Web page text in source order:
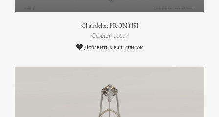
Chandelier FRONTISI
Ссылка: 16617
Добавить в ваш список